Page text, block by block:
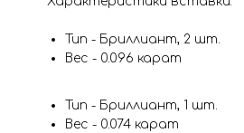
Тип - Бриллиант, 2 шт.
Вес - 0.096 карат
Тип - Бриллиант, 1 шт.
Вес - 0.074 карат